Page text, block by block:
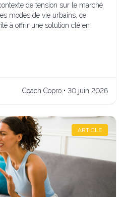
de tension sur le marché
modes de vie urbains, ce
à offrir une solution clé en
Coach Copro • 30 juin 2026
ARTICLE